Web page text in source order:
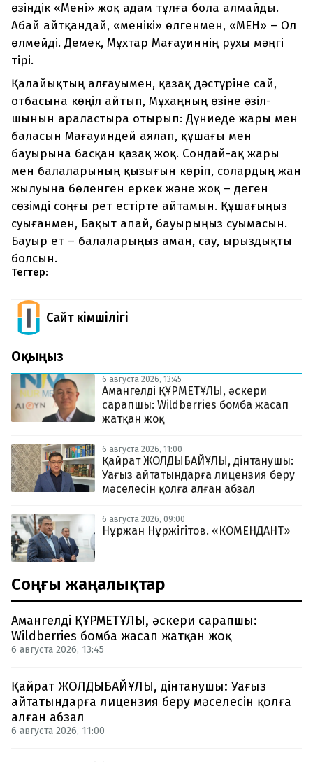
өзіндік «Мені» жоқ адам тұлға бола алмайды.
Абай айтқандай, «менікі» өлгенмен, «МЕН» – Ол
өлмейді. Демек, Мұхтар Мағауиннің рухы мәңгі
тірі.
Қалайықтың алғауымен, қазақ дәстүріне сай,
отбасына көңіл айтып, Мұхаңның өзіне әзіл-
шынын араластыра отырып: Дүниеде жары мен
баласын Мағауиндей аялап, құшағы мен
бауырына басқан қазақ жоқ. Сондай-ақ жары
мен балаларының қызығын көріп, солардың жан
жылуына бөленген еркек және жоқ – деген
сөзімді соңғы рет естірте айтамын. Құшағыңыз
суығанмен, Бақыт апай, бауырыңыз суымасын.
Бауыр ет – балаларыңыз аман, сау, ырыздықты
болсын.
Тегтер:
Сайт Әкімшілігі
Оқыңыз
6 августа 2026, 13:45
Амангелді ҚҰРМЕТҰЛЫ, әскери
сарапшы: Wildberries бомба жасап
жатқан жоқ
6 августа 2026, 11:00
Қайрат ЖОЛДЫБАЙҰЛЫ, дінтанушы:
Уағыз айтатындарға лицензия беру
мәселесін қолға алған абзал
6 августа 2026, 09:00
Нұржан Нұржігітов. «КОМЕНДАНТ»
Соңғы жаңалықтар
Амангелді ҚҰРМЕТҰЛЫ, әскери сарапшы:
Wildberries бомба жасап жатқан жоқ
6 августа 2026, 13:45
Қайрат ЖОЛДЫБАЙҰЛЫ, дінтанушы: Уағыз
айтатындарға лицензия беру мәселесін қолға
алған абзал
6 августа 2026, 11:00